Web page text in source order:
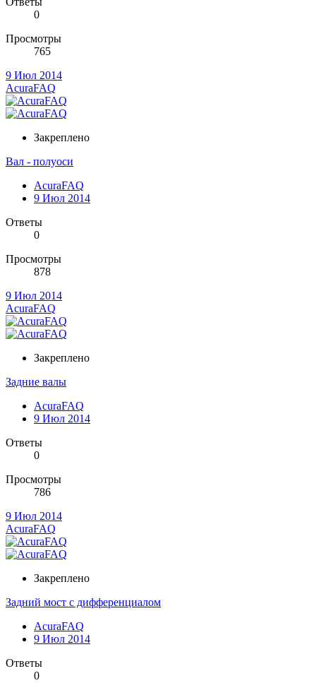
0
Просмотры
765
9 Июл 2014
AcuraFAQ
Закреплено
Вал - полуоси
AcuraFAQ
9 Июл 2014
Ответы
0
Просмотры
878
9 Июл 2014
AcuraFAQ
Закреплено
Задние валы
AcuraFAQ
9 Июл 2014
Ответы
0
Просмотры
786
9 Июл 2014
AcuraFAQ
Закреплено
Задний мост с дифференциалом
AcuraFAQ
9 Июл 2014
Ответы
0